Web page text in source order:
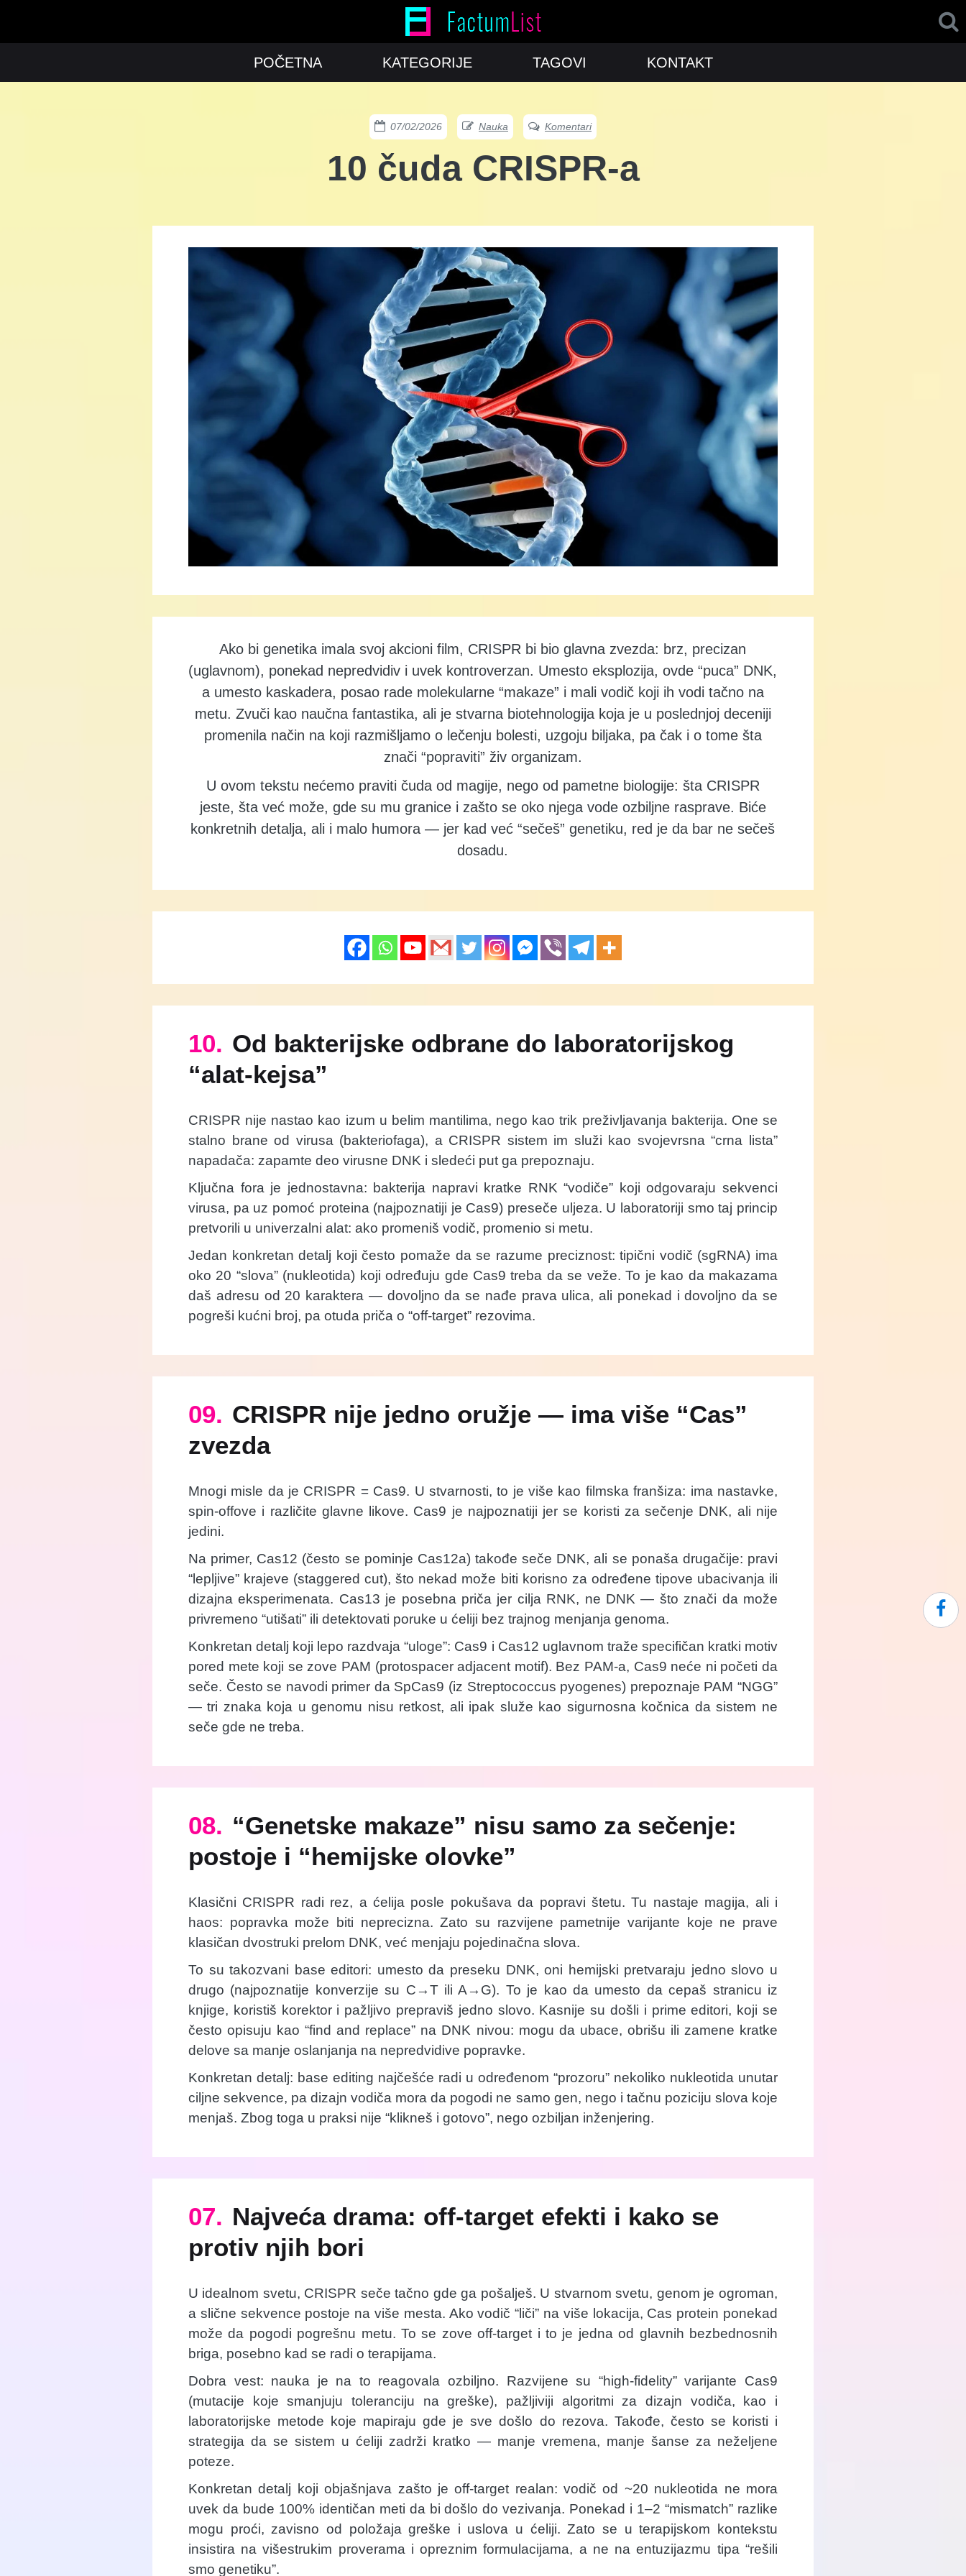
POČETNA KATEGORIJE TAGOVI KONTAKT
07/02/2026 Nauka Komentari
10 čuda CRISPR-a
Ako bi genetika imala svoj akcioni film, CRISPR bi bio glavna zvezda: brz, precizan
(uglavnom), ponekad nepredvidiv i uvek kontroverzan. Umesto eksplozija, ovde “puca” DNK,
a umesto kaskadera, posao rade molekularne “makaze” i mali vodič koji ih vodi tačno na
metu. Zvuči kao naučna fantastika, ali je stvarna biotehnologija koja je u poslednjoj deceniji
promenila način na koji razmišljamo o lečenju bolesti, uzgoju biljaka, pa čak i o tome šta
znači “popraviti” živ organizam.
U ovom tekstu nećemo praviti čuda od magije, nego od pametne biologije: šta CRISPR
jeste, šta već može, gde su mu granice i zašto se oko njega vode ozbiljne rasprave. Biće
konkretnih detalja, ali i malo humora — jer kad već “sečeš” genetiku, red je da bar ne sečeš
dosadu.
10. Od bakterijske odbrane do laboratorijskog
“alat-kejsa”
CRISPR nije nastao kao izum u belim mantilima, nego kao trik preživljavanja bakterija. One se
stalno brane od virusa (bakteriofaga), a CRISPR sistem im služi kao svojevrsna “crna lista”
napadača: zapamte deo virusne DNK i sledeći put ga prepoznaju.
Ključna fora je jednostavna: bakterija napravi kratke RNK “vodiče” koji odgovaraju sekvenci
virusa, pa uz pomoć proteina (najpoznatiji je Cas9) preseče uljeza. U laboratoriji smo taj princip
pretvorili u univerzalni alat: ako promeniš vodič, promenio si metu.
Jedan konkretan detalj koji često pomaže da se razume preciznost: tipični vodič (sgRNA) ima
oko 20 “slova” (nukleotida) koji određuju gde Cas9 treba da se veže. To je kao da makazama
daš adresu od 20 karaktera — dovoljno da se nađe prava ulica, ali ponekad i dovoljno da se
pogreši kućni broj, pa otuda priča o “off-target” rezovima.
09. CRISPR nije jedno oružje — ima više “Cas”
zvezda
Mnogi misle da je CRISPR = Cas9. U stvarnosti, to je više kao filmska franšiza: ima nastavke,
spin-offove i različite glavne likove. Cas9 je najpoznatiji jer se koristi za sečenje DNK, ali nije
jedini.
Na primer, Cas12 (često se pominje Cas12a) takođe seče DNK, ali se ponaša drugačije: pravi
“lepljive” krajeve (staggered cut), što nekad može biti korisno za određene tipove ubacivanja ili
dizajna eksperimenata. Cas13 je posebna priča jer cilja RNK, ne DNK — što znači da može
privremeno “utišati” ili detektovati poruke u ćeliji bez trajnog menjanja genoma.
Konkretan detalj koji lepo razdvaja “uloge”: Cas9 i Cas12 uglavnom traže specifičan kratki motiv
pored mete koji se zove PAM (protospacer adjacent motif). Bez PAM-a, Cas9 neće ni početi da
seče. Često se navodi primer da SpCas9 (iz Streptococcus pyogenes) prepoznaje PAM “NGG”
— tri znaka koja u genomu nisu retkost, ali ipak služe kao sigurnosna kočnica da sistem ne
seče gde ne treba.
08. “Genetske makaze” nisu samo za sečenje:
postoje i “hemijske olovke”
Klasični CRISPR radi rez, a ćelija posle pokušava da popravi štetu. Tu nastaje magija, ali i
haos: popravka može biti neprecizna. Zato su razvijene pametnije varijante koje ne prave
klasičan dvostruki prelom DNK, već menjaju pojedinačna slova.
To su takozvani base editori: umesto da preseku DNK, oni hemijski pretvaraju jedno slovo u
drugo (najpoznatije konverzije su C→T ili A→G). To je kao da umesto da cepaš stranicu iz
knjige, koristiš korektor i pažljivo prepraviš jedno slovo. Kasnije su došli i prime editori, koji se
često opisuju kao “find and replace” na DNK nivou: mogu da ubace, obrišu ili zamene kratke
delove sa manje oslanjanja na nepredvidive popravke.
Konkretan detalj: base editing najčešće radi u određenom “prozoru” nekoliko nukleotida unutar
ciljne sekvence, pa dizajn vodiča mora da pogodi ne samo gen, nego i tačnu poziciju slova koje
menjaš. Zbog toga u praksi nije “klikneš i gotovo”, nego ozbiljan inženjering.
07. Najveća drama: off-target efekti i kako se
protiv njih bori
U idealnom svetu, CRISPR seče tačno gde ga pošalješ. U stvarnom svetu, genom je ogroman,
a slične sekvence postoje na više mesta. Ako vodič “liči” na više lokacija, Cas protein ponekad
može da pogodi pogrešnu metu. To se zove off-target i to je jedna od glavnih bezbednosnih
briga, posebno kad se radi o terapijama.
Dobra vest: nauka je na to reagovala ozbiljno. Razvijene su “high-fidelity” varijante Cas9
(mutacije koje smanjuju toleranciju na greške), pažljiviji algoritmi za dizajn vodiča, kao i
laboratorijske metode koje mapiraju gde je sve došlo do rezova. Takođe, često se koristi i
strategija da se sistem u ćeliji zadrži kratko — manje vremena, manje šanse za neželjene
poteze.
Konkretan detalj koji objašnjava zašto je off-target realan: vodič od ~20 nukleotida ne mora
uvek da bude 100% identičan meti da bi došlo do vezivanja. Ponekad i 1–2 “mismatch” razlike
mogu proći, zavisno od položaja greške i uslova u ćeliji. Zato se u terapijskom kontekstu
insistira na višestrukim proverama i opreznim formulacijama, a ne na entuzijazmu tipa “rešili
smo genetiku”.